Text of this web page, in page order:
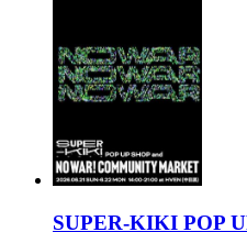
SUPER-KIKI POP